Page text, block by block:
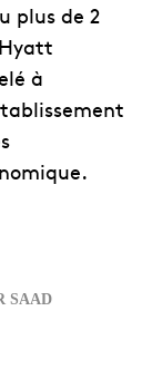
plus de 2
à
SAAD